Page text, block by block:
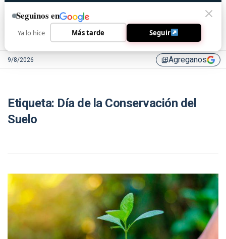
9/8/2026 library_addAgreganos
Etiqueta: Día de la Conservación del
Suelo
Seguinos en
Ya lo hice Más tarde Seguir